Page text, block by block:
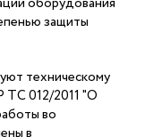
защиты
техническому
ТС 012/2011 "О
во